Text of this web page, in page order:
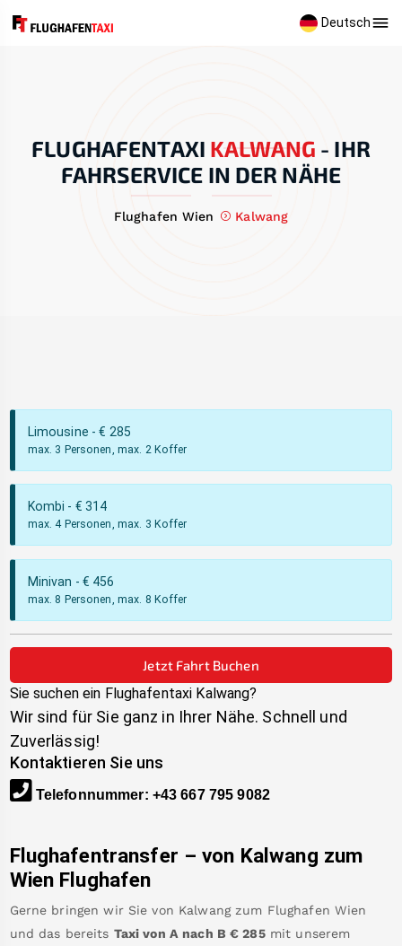
Deutsch
FLUGHAFENTAXI KALWANG - IHR
FAHRSERVICE IN DER NÄHE
Flughafen Wien Kalwang
Limousine - € 285
max. 3 Personen, max. 2 Koffer
Kombi - € 314
max. 4 Personen, max. 3 Koffer
Minivan - € 456
max. 8 Personen, max. 8 Koffer
Jetzt Fahrt Buchen
Sie suchen ein Flughafentaxi Kalwang?
Wir sind für Sie ganz in Ihrer Nähe. Schnell und
Zuverlässig!
Kontaktieren Sie uns
Telefonnummer: +43 667 795 9082
Flughafentransfer – von Kalwang zum
Wien Flughafen
Gerne bringen wir Sie von Kalwang zum Flughafen Wien
und das bereits Taxi von A nach B €285 mit unserem